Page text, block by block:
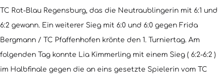
TC Rot-Blau Regensburg, das die Neutraublingerin mit 6:1 und
6:2 gewann. Ein weiterer Sieg mit 6:0 und 6:0 gegen Frida
Bergmann / TC Pfaffenhofen krönte den 1. Turniertag. Am
folgenden Tag konnte Lia Kimmerling mit einem Sieg ( 6:2-6:2 )
im Halbfinale gegen die an eins gesetzte Spielerin vom TC